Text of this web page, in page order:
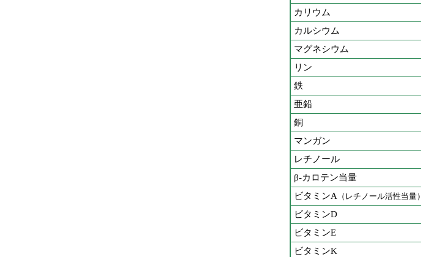
カリウム
カルシウム
マグネシウム
リン
鉄
亜鉛
銅
マンガン
レチノール
β-カロテン当量
ビタミンA（レチノール活性当量）
ビタミンD
ビタミンE
ビタミンK